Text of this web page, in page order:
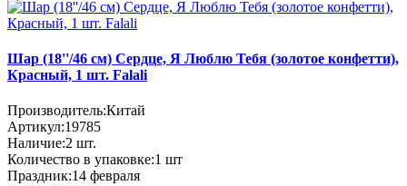
Шар (18''/46 см) Сердце, Я Люблю Тебя (золотое конфетти),
Красный, 1 шт. Falali
Производитель:Китай
Артикул:19785
Наличие:2 шт.
Количество в упаковке:1 шт
Праздник:14 февраля